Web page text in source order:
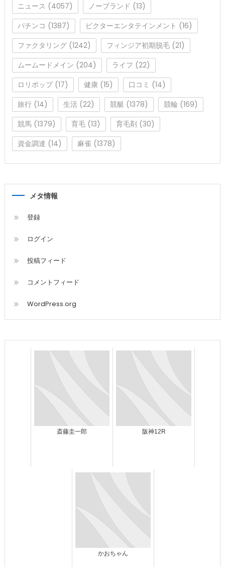
ニュース (4057) ノーブランド (13)
パチンコ (1387) ビクターエンタテインメント (16)
ファクタリング(1242) フィンジア初期脱毛(21)
ムームードメイン (204) ライフ (22)
ロリポップ(17) 健康(15) 口コミ (14)
旅行(14) 生活(22) 競艇 (1378) 競輪 (169)
競馬(1379) 育毛(13) 育毛剤 (30)
資金調達 (14) 麻雀 (1378)
メタ情報
登録
ログイン
投稿フィード
コメントフィード
WordPress.org
斎藤圭一郎 阪神12R
かおちゃん